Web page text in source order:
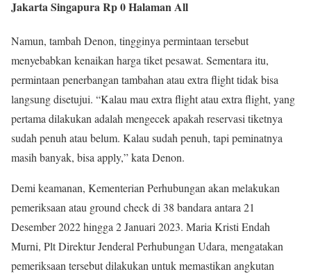
Jakarta Singapura Rp 0 Halaman All
Namun, tambah Denon, tingginya permintaan tersebut
menyebabkan kenaikan harga tiket pesawat. Sementara itu,
permintaan penerbangan tambahan atau extra flight tidak bisa
langsung disetujui. “Kalau mau extra flight atau extra flight, yang
pertama dilakukan adalah mengecek apakah reservasi tiketnya
sudah penuh atau belum. Kalau sudah penuh, tapi peminatnya
masih banyak, bisa apply,” kata Denon.
Demi keamanan, Kementerian Perhubungan akan melakukan
pemeriksaan atau ground check di 38 bandara antara 21
Desember 2022 hingga 2 Januari 2023. Maria Kristi Endah
Murni, Plt Direktur Jenderal Perhubungan Udara, mengatakan
pemeriksaan tersebut dilakukan untuk memastikan angkutan